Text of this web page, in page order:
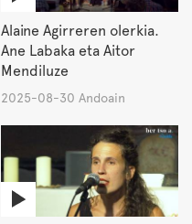
Alaine Agirreren olerkia.
Ane Labaka eta Aitor
Mendiluze
2025-08-30 Andoain